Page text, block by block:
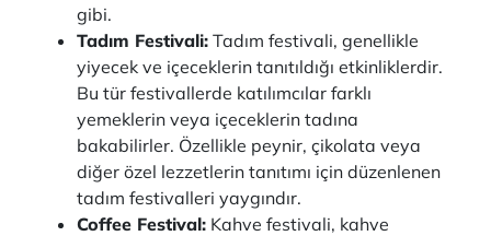
gibi.
Tadım Festivali: Tadım festivali, genellikle
yiyecek ve içeceklerin tanıtıldığı etkinliklerdir.
Bu tür festivallerde katılımcılar farklı
yemeklerin veya içeceklerin tadına
bakabilirler. Özellikle peynir, çikolata veya
diğer özel lezzetlerin tanıtımı için düzenlenen
tadım festivalleri yaygındır.
Coffee Festival: Kahve festivali, kahve